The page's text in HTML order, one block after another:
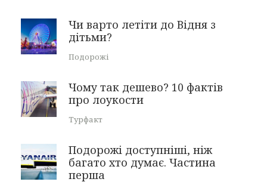
Чи варто летіти до Відня з
дітьми?
Подорожі
Чому так дешево? 10 фактів
про лоукости
Турфакт
Подорожі доступніші, ніж
багато хто думає. Частина
перша